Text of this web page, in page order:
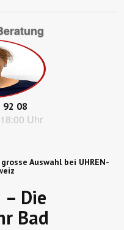
92 08
Uhr
Auswahl bei UHREN-
Die
Bad